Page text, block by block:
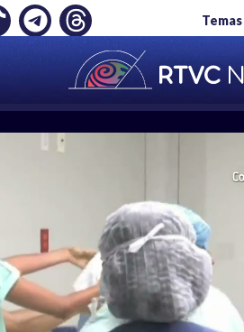
JP MORGAN "HABLAR